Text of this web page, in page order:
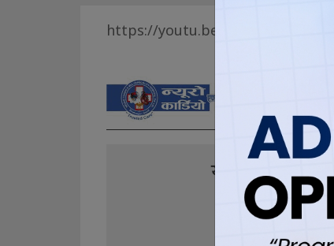
https://youtu.be/
यो खबर पढेर